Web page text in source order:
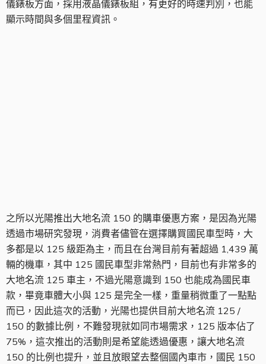
儀錶板方面，採用液晶儀錶板組，有更好的時速判別，也能
顯示時間與多個里程資訊。
之所以光陽推出大地名流 150 的購車優惠方案，是因為光陽
透過市場研究發現，消費者儘管在選擇購買國民車型時，大
多都是以 125 級距為主，而且在台灣目前有著超過 1,439 萬
輛的機車，其中 125 國民車型非常熱門，目前也有非常多的
大地名流 125 車主，不過光陽意識到 150 也能成為國民車
款，畢竟車體大小與 125 是完全一樣，重量稍微重了一點點
而已，因此這次的活動，光陽也提供目前大地名流 125 /
150 的數據比例，不難發現就如同市場需求，125 版本佔了
75%，這次推出的活動則是希望能透過優惠，讓大地名流
150 的比例也提升，並且放眼望去整個國內車市，國民 150